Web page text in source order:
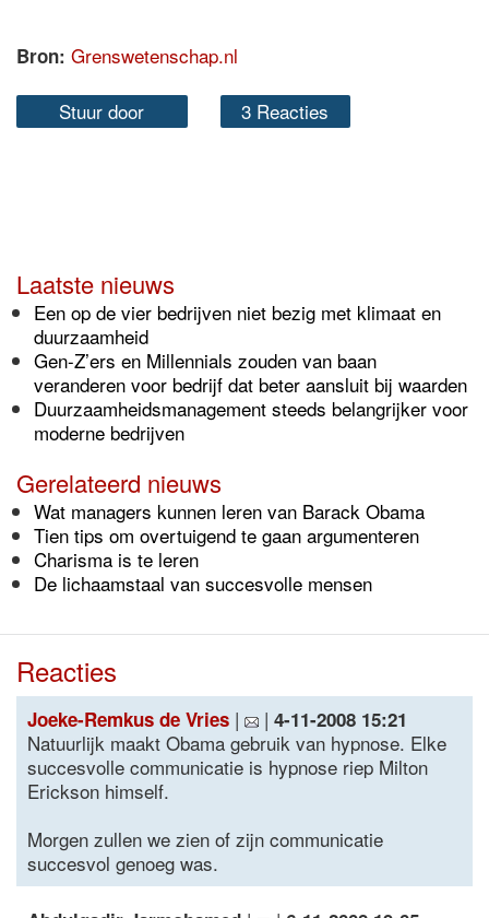
Bron: Grenswetenschap.nl
Stuur door 3 Reacties
Laatste nieuws
Een op de vier bedrijven niet bezig met klimaat en
duurzaamheid
Gen-Z’ers en Millennials zouden van baan
veranderen voor bedrijf dat beter aansluit bij waarden
Duurzaamheidsmanagement steeds belangrijker voor
moderne bedrijven
Gerelateerd nieuws
Wat managers kunnen leren van Barack Obama
Tien tips om overtuigend te gaan argumenteren
Charisma is te leren
De lichaamstaal van succesvolle mensen
Reacties
Joeke-Remkus de Vries | | 4-11-2008 15:21
Natuurlijk maakt Obama gebruik van hypnose. Elke
succesvolle communicatie is hypnose riep Milton
Erickson himself.
Morgen zullen we zien of zijn communicatie
succesvol genoeg was.